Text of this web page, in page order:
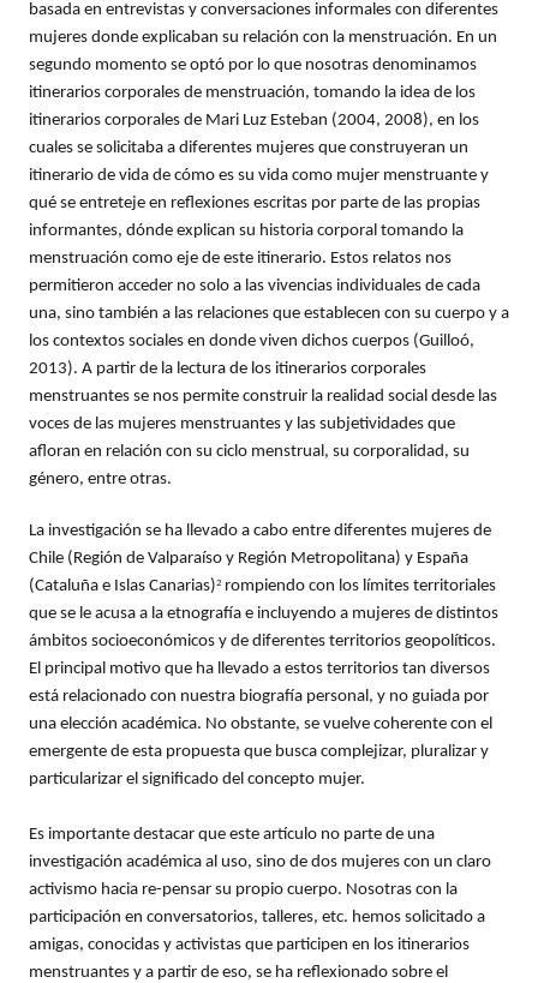
basada en entrevistas y conversaciones informales con diferentes
mujeres donde explicaban su relación con la menstruación. En un
segundo momento se optó por lo que nosotras denominamos
itinerarios corporales de menstruación, tomando la idea de los
itinerarios corporales de Mari Luz Esteban (2004, 2008), en los
cuales se solicitaba a diferentes mujeres que construyeran un
itinerario de vida de cómo es su vida como mujer menstruante y
qué se entreteje en reflexiones escritas por parte de las propias
informantes, dónde explican su historia corporal tomando la
menstruación como eje de este itinerario. Estos relatos nos
permitieron acceder no solo a las vivencias individuales de cada
una, sino también a las relaciones que establecen con su cuerpo y a
los contextos sociales en donde viven dichos cuerpos (Guilloó,
2013). A partir de la lectura de los itinerarios corporales
menstruantes se nos permite construir la realidad social desde las
voces de las mujeres menstruantes y las subjetividades que
afloran en relación con su ciclo menstrual, su corporalidad, su
género, entre otras.
La investigación se ha llevado a cabo entre diferentes mujeres de
Chile (Región de Valparaíso y Región Metropolitana) y España
(Cataluña e Islas Canarias)2 rompiendo con los límites territoriales
que se le acusa a la etnografía e incluyendo a mujeres de distintos
ámbitos socioeconómicos y de diferentes territorios geopolíticos.
El principal motivo que ha llevado a estos territorios tan diversos
está relacionado con nuestra biografía personal, y no guiada por
una elección académica. No obstante, se vuelve coherente con el
emergente de esta propuesta que busca complejizar, pluralizar y
particularizar el significado del concepto mujer.
Es importante destacar que este artículo no parte de una
investigación académica al uso, sino de dos mujeres con un claro
activismo hacia re-pensar su propio cuerpo. Nosotras con la
participación en conversatorios, talleres, etc. hemos solicitado a
amigas, conocidas y activistas que participen en los itinerarios
menstruantes y a partir de eso, se ha reflexionado sobre el